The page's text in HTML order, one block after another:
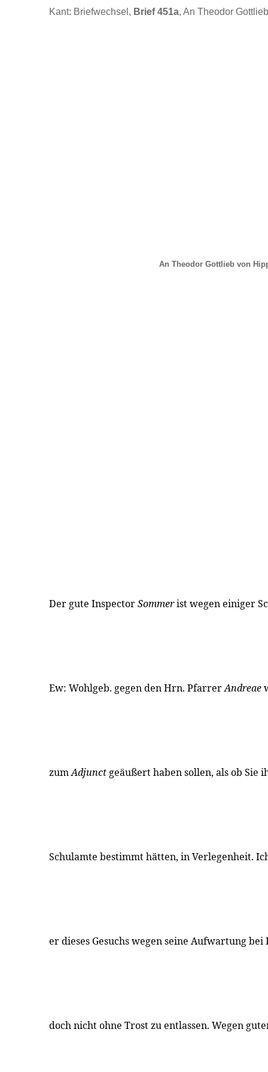
Kant: Briefwechsel, Brief 451a, An Theodor
An Theodor Gottlieb von
Der gute InspectorSommerist wegen einiger
Ew: Wohlgeb. gegen den Hrn. PfarrerAndreae
zumAdjunct geäußert haben sollen, als ob Sie
Schulamte bestimmt hätten, in Verlegenheit.
er dieses Gesuchs wegen seine Aufwartung
doch nicht ohne Trost zu entlassen. Wegen